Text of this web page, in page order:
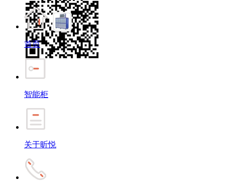
首页
智能柜
关于昕悦